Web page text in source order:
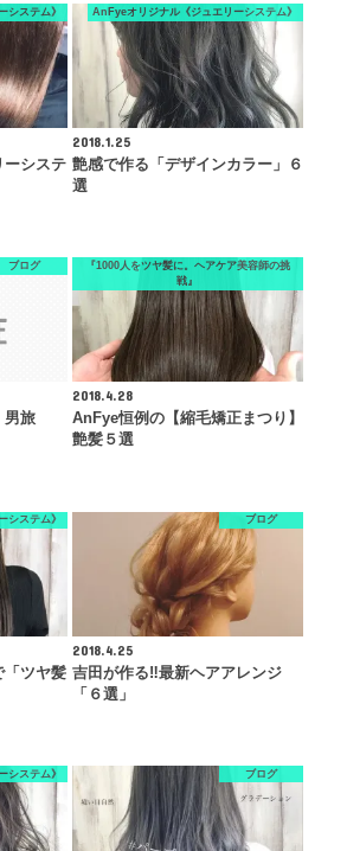
システム》
ーシステ
AnFyeオリジナル《ジュエリーシステム》
2018.1.25
艶感で作る「デザインカラー」６
選
ブログ
男旅
『1000人をツヤ髪に。ヘアケア美容師の挑
戦』
2018.4.28
AnFye恒例の【縮毛矯正まつり】
艶髪５選
システム》
「ツヤ髪
ブログ
2018.4.25
吉田が作る‼︎最新ヘアアレンジ
「６選」
システム》 ブログ